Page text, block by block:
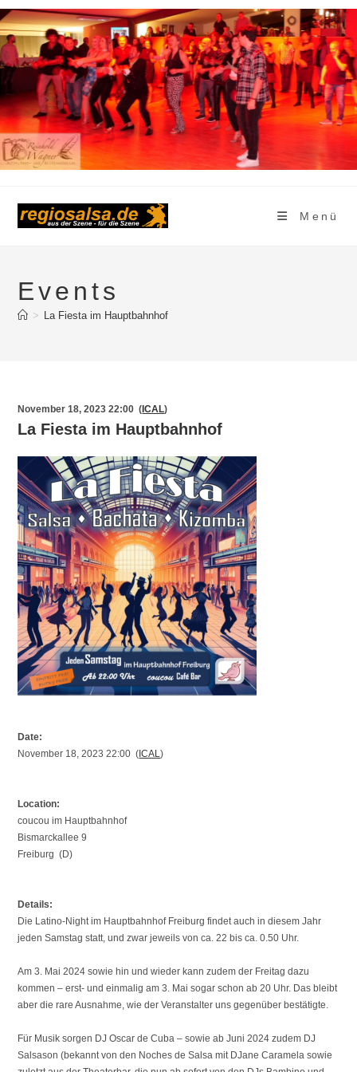
Zum
Inhalt
springen
Menü
Events
> La Fiesta im Hauptbahnhof
November 18, 2023 22:00 (ICAL)
La Fiesta im Hauptbahnhof
Date:
November 18, 2023 22:00 (ICAL)
Location:
coucou im Hauptbahnhof
Bismarckallee 9
Freiburg (D)
Details:
Die Latino-Night im Hauptbahnhof Freiburg findet auch in diesem Jahr
jeden Samstag statt, und zwar jeweils von ca. 22 bis ca. 0.50 Uhr.
Am 3. Mai 2024 sowie hin und wieder kann zudem der Freitag dazu
kommen – erst- und einmalig am 3. Mai sogar schon ab 20 Uhr. Das bleibt
aber die rare Ausnahme, wie der Veranstalter uns gegenüber bestätigte.
Für Musik sorgen DJ Oscar de Cuba – sowie ab Juni 2024 zudem DJ
Salsason (bekannt von den Noches de Salsa mit DJane Caramela sowie